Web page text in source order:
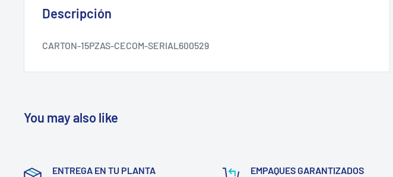
Descripción
CARTON-15PZAS-CECOM-SERIAL600529
You may also like
ENTREGA EN TU PLANTA
EMPAQUES GARANTIZADOS